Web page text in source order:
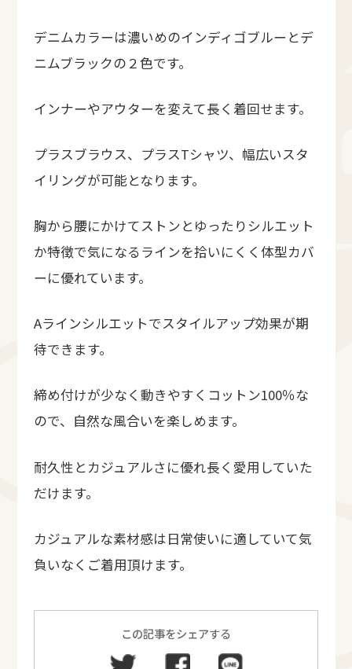
デニムカラーは濃いめのインディゴブルーとデ
ニムブラックの２色です。
インナーやアウターを変えて長く着回せます。
プラスブラウス、プラスTシャツ、幅広いスタ
イリングが可能となります。
胸から腰にかけてストンとゆったりシルエット
か特徴で気になるラインを拾いにくく体型カバ
ーに優れています。
Aラインシルエットでスタイルアップ効果が期
待できます。
締め付けが少なく動きやすくコットン100％な
ので、自然な風合いを楽しめます。
耐久性とカジュアルさに優れ長く愛用していた
だけます。
カジュアルな素材感は日常使いに適していて気
負いなくご着用頂けます。
この記事をシェアする